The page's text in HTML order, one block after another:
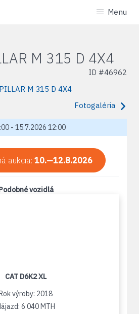
Menu
M 315 D 4X4
ID #46962
Fotogaléria
- 15.7.2026 12:00
aukcia: 10.—12.8.2026
vozidlá
CAT D6K2 XL
výroby: 2018
6 040 MTH